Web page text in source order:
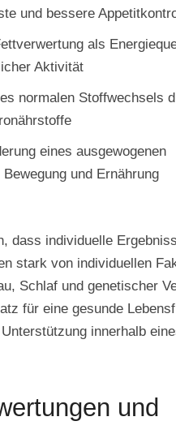
und bessere
als
Aktivität
normalen Stoffwechsels
eines ausgewogenen
und Ernährung
dass individuelle
stark von individuellen
Schlaf und genetischer
für eine gesunde
innerhalb
und